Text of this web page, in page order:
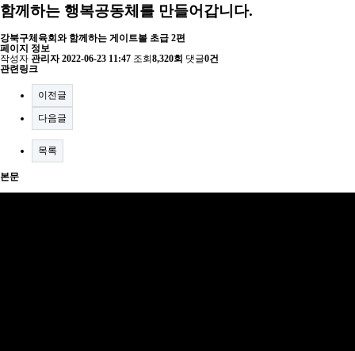
함께하는 행복공동체를 만들어갑니다.
강북구체육회와 함께하는 게이트볼 초급 2편
페이지 정보
작성자 관리자 2022-06-23 11:47 조회 8,320회 댓글0건
관련링크
이전글
다음글
목록
본문